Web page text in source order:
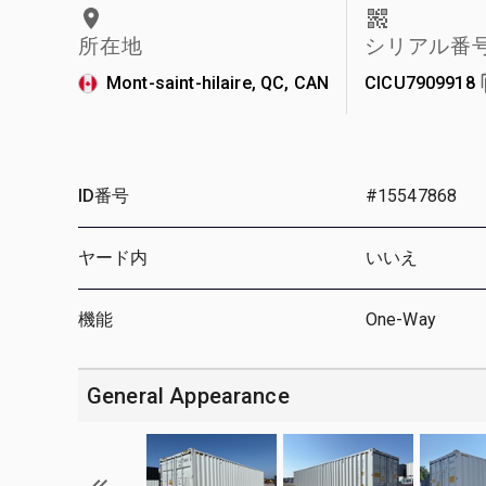
所在地
Mont-saint-hilaire, QC, CAN
シリアル番
CICU7909918
ID番号 #15547868
ヤード内 いいえ
機能 One-Way
General Appearance